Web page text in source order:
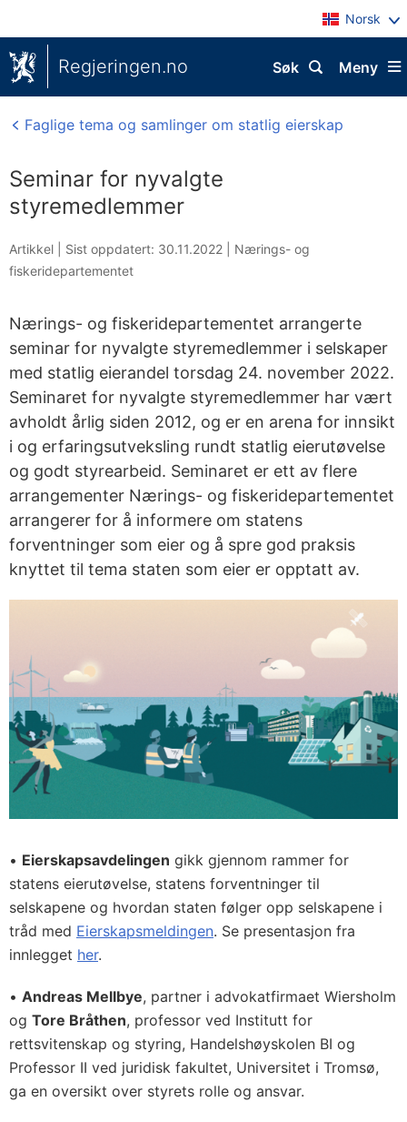
Norsk
Regjeringen.no Meny
Søk
Faglige tema og samlinger om statlig eierskap
Seminar for nyvalgte
styremedlemmer
Artikkel | Sist oppdatert: 30.11.2022
Nærings- og
fiskeridepartementet
Nærings- og fiskeridepartementet arrangerte
seminar for nyvalgte styremedlemmer i selskaper
med statlig eierandel torsdag 24. november 2022.
Seminaret for nyvalgte styremedlemmer har vært
avholdt årlig siden 2012, og er en arena for innsikt
i og erfaringsutveksling rundt statlig eierutøvelse
og godt styrearbeid. Seminaret er ett av flere
arrangementer Nærings- og fiskeridepartementet
arrangerer for å informere om statens
forventninger som eier og å spre god praksis
knyttet til tema staten som eier er opptatt av.
• Eierskapsavdelingen gikk gjennom rammer for
statens eierutøvelse, statens forventninger til
selskapene og hvordan staten følger opp selskapene i
tråd med Eierskapsmeldingen. Se presentasjon fra
innlegget her.
• Andreas Mellbye, partner i advokatfirmaet Wiersholm
og Tore Bråthen, professor ved Institutt for
rettsvitenskap og styring, Handelshøyskolen BI og
Professor II ved juridisk fakultet, Universitet i Tromsø,
ga en oversikt over styrets rolle og ansvar.